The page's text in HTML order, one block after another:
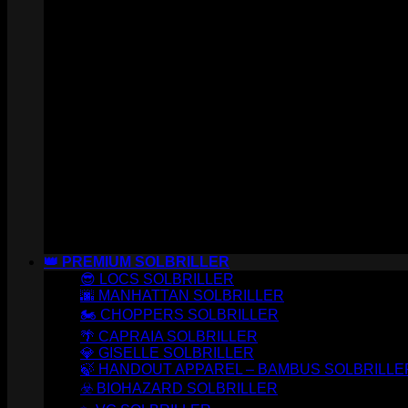
👑 PREMIUM SOLBRILLER
😎 LOCS SOLBRILLER
🌆 MANHATTAN SOLBRILLER
🏍️ CHOPPERS SOLBRILLER
🌴 CAPRAIA SOLBRILLER
💎 GISELLE SOLBRILLER
🍃 HANDOUT APPAREL – BAMBUS
☣️ BIOHAZARD SOLBRILLER